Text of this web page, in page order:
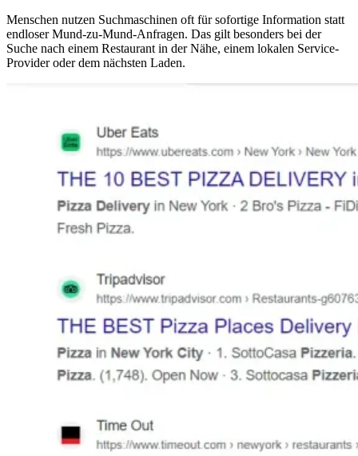
Menschen nutzen Suchmaschinen oft für sofortige Information statt
endloser Mund-zu-Mund-Anfragen. Das gilt besonders bei der
Suche nach einem Restaurant in der Nähe, einem lokalen Service-
Provider oder dem nächsten Laden.